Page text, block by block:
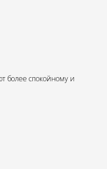
более спокойному и